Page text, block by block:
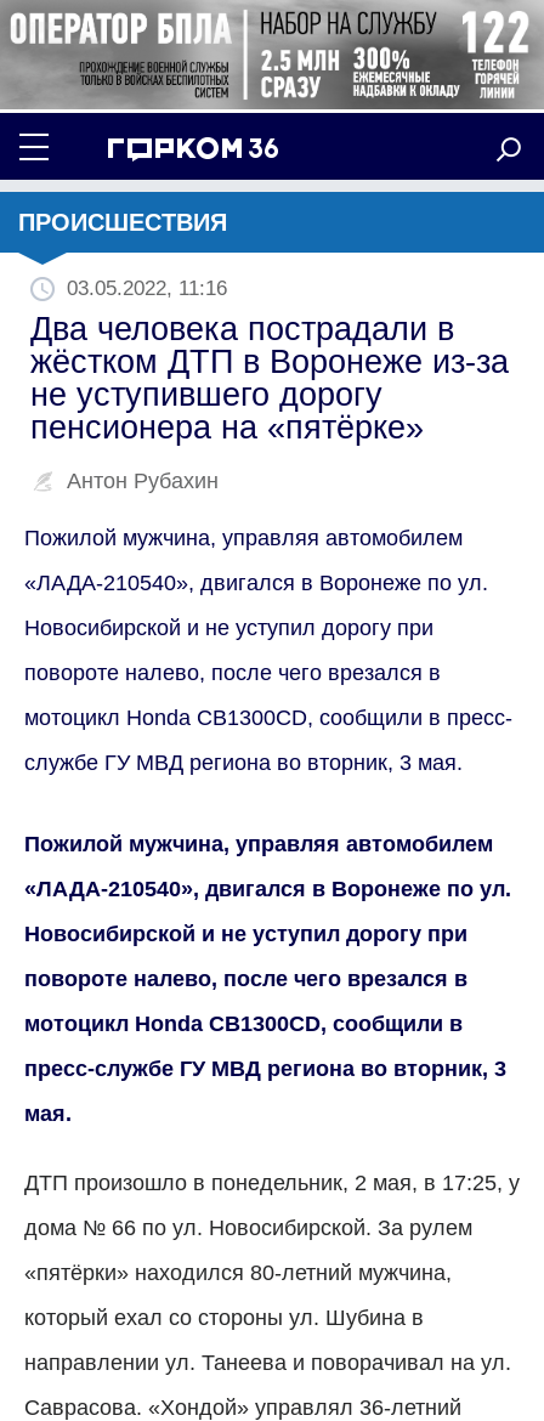
ПРОИСШЕСТВИЯ
03.05.2022, 11:16
Два человека пострадали в
жёстком ДТП в Воронеже из-за
не уступившего дорогу
пенсионера на «пятёрке»
Антон Рубахин
Пожилой мужчина, управляя автомобилем
«ЛАДА-210540», двигался в Воронеже по ул.
Новосибирской и не уступил дорогу при
повороте налево, после чего врезался в
мотоцикл Honda СВ1300СD, сообщили в пресс-
службе ГУ МВД региона во вторник, 3 мая.
Пожилой мужчина, управляя автомобилем
«ЛАДА-210540», двигался в Воронеже по ул.
Новосибирской и не уступил дорогу при
повороте налево, после чего врезался в
мотоцикл Honda СВ1300СD, сообщили в
пресс-службе ГУ МВД региона во вторник, 3
мая.
ДТП произошло в понедельник, 2 мая, в 17:25, у
дома № 66 по ул. Новосибирской. За рулем
«пятёрки» находился 80-летний мужчина,
который ехал со стороны ул. Шубина в
направлении ул. Танеева и поворачивал на ул.
Саврасова. «Хондой» управлял 36-летний